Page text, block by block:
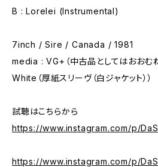
B : Lorelei (Instrumental)
7inch / Sire / Canada / 1981
media : VG+（中古品としてはおお
White（厚紙スリーヴ（白ジャケット））
試聴はこちらから
https://www.instagram.com/p/
https://www.instagram.com/p/